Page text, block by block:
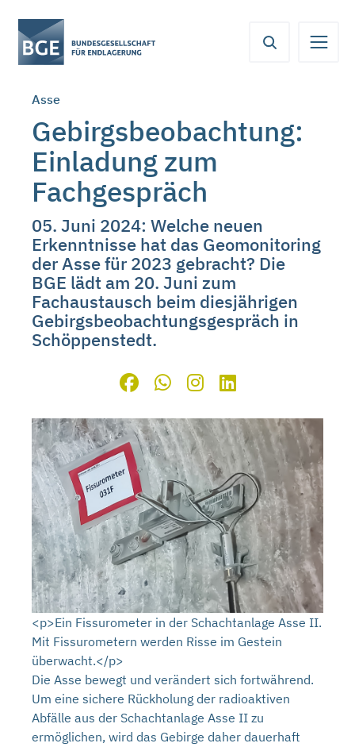
aus
folgenden
springen:
Inhaltsbereich
Navigation
Metamenü
Servicemenü
Asse
Gebirgsbeobachtung:
Einladung zum
Fachgespräch
05. Juni 2024: Welche neuen
Erkenntnisse hat das Geomonitoring
der Asse für 2023 gebracht? Die
BGE lädt am 20. Juni zum
Fachaustausch beim diesjährigen
Gebirgsbeobachtungsgespräch in
Schöppenstedt.
<p>Ein Fissurometer in der Schachtanlage Asse II.
Mit Fissurometern werden Risse im Gestein
überwacht.</p>
Die Asse bewegt und verändert sich fortwährend.
Um eine sichere Rückholung der radioaktiven
Abfälle aus der Schachtanlage Asse II zu
ermöglichen, wird das Gebirge daher dauerhaft